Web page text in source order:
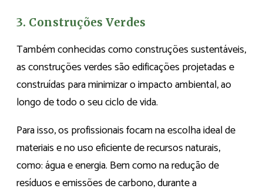
3. Construções Verdes
Também conhecidas como construções sustentáveis,
as construções verdes são edificações projetadas e
construídas para minimizar o impacto ambiental, ao
longo de todo o seu ciclo de vida.
Para isso, os profissionais focam na escolha ideal de
materiais e no uso eficiente de recursos naturais,
como: água e energia. Bem como na redução de
resíduos e emissões de carbono, durante a